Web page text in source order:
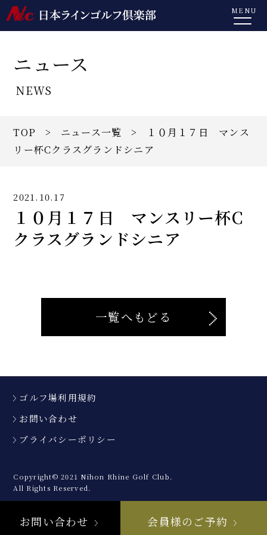
MENU
ニュース
NEWS
TOP > ニュース一覧 > １０月１７日 マンス
リー杯Cクラスグランドシニア
2021.10.17
１０月１７日 マンスリー杯C
クラスグランドシニア
一覧へもどる
ゴルフ場利用規約
お問い合わせ
プライバシーポリシー
Copyright© 2021 Nihon Rhine Golf Club.
All Rights Reserved.
お問い合わせ 会員様のご予約